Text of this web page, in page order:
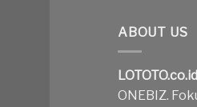
ABOUT US
LOTOTO.co.id
ONEBIZ.